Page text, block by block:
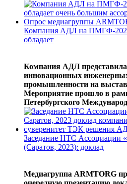
Компания АДЛ на ПМГФ-
обладает
Компания АДЛ
инновационных
промышленности на
Мероприятие прошло в
Петербургского
Заседание НТС Ассоциации
(Саратов, 2023): доклад
Медиагруппа ARMTORG